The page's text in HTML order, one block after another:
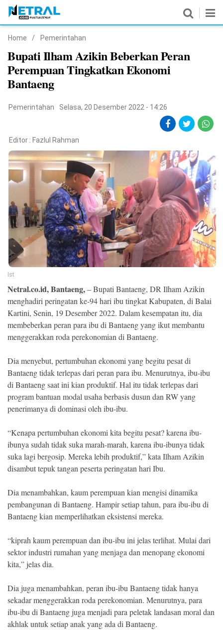
Nasional
Pemerintahan
Hukrim
Pendidikan
Peristiwa
Olahraga
Ekonomi
Memori
©
Copyright
NETRAL
All
Home / Pemerintahan
Bupati Ilham Azikin Beberkan Peran
Perempuan Tingkatkan Ekonomi
Bantaeng
Pemerintahan Selasa, 20 Desember 2022 - 14:26
Editor : Fazlul Rahman
Ist
Netral.co.id, Bantaeng,– Bupati Bantaeng, DR Ilham Azikin
menghadiri peringatan ke-94 hari ibu tingkat Kabupaten, di Balai
Kartini, Senin, 19 Desember 2022. Dalam kesempatan itu, dia
membeberkan peran para ibu di Bantaeng yang ikut membantu
menggerakkan roda perekonomian di Bantaeng.
Dia menyebut, pertumbuhan ekonomi yang begitu pesat di
Bantaeng tidak terlepas dari peran para ibu. Menurutnya, ibu-ibu
di Bantaeng saat ini kian produktif. Hal itu tidak terlepas dari
program bantuan modal usaha berbasis dusun dan RW yang
penerimanya di dominasi oleh ibu-ibu.
“Kenapa pertumbuhan ekonomi kita begitu pesat? karena ibu-
ibunya sudah tidak suka marah-marah, karena ibu-ibunya tidak
suka lagi bergosip. Mereka lebih produktif,” kata Ilham Azikin
disambut tepuk tangan peserta peringatan hari Ibu.
Dia menambahkan, kaum perempuan kian mengisi dinamika
pembangunan di Bantaeng. Hampir setiap tahun, para ibu-ibu di
Bantaeng kian memperlihatkan eksistensi mereka.
“kiprah kaum perempuan dan ibu-ibu ini jelas terlihat. Mulai dari
sektor industri rumahan yang menjaga dan menopang ekonomi
kita,” jelas dia.
Dia juga menambahkan, peran ibu-ibu Bantaeng tidak hanya
sekadar menggerakkan roda perekonomian. Menurutnya, para
ibu-ibu di Bantaeng juga menjadi para peletak landasan moral dan
akhlak untuk setiap anak yang ada di Bantaeng.